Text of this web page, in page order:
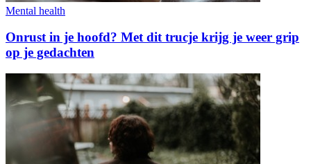
Mental health
Onrust in je hoofd? Met dit trucje krijg je weer grip
op je gedachten